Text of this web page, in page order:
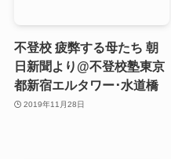
不登校 疲弊する母たち 朝
日新聞より@不登校塾東京
都新宿エルタワー･水道橋
2019年11月28日